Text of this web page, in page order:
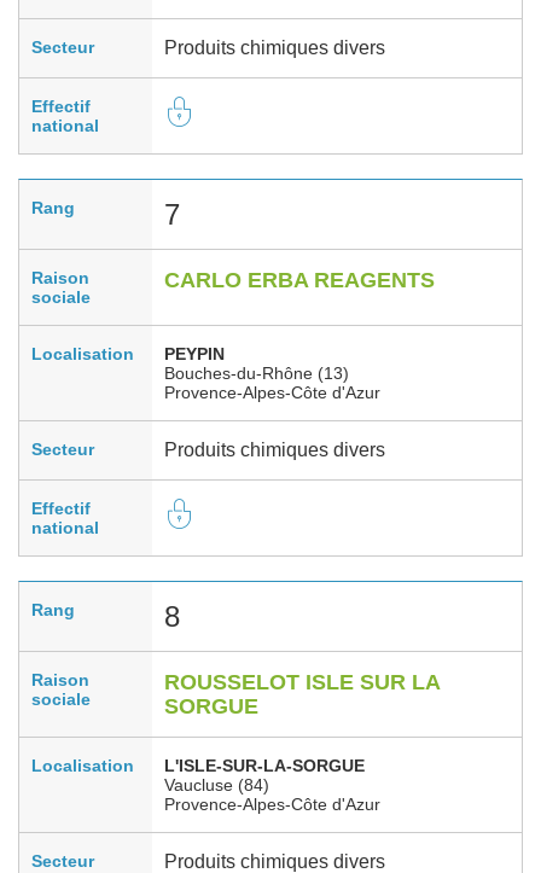
Secteur Produits chimiques divers
Effectif
national
Rang 7
Raison
sociale
CARLO ERBA REAGENTS
Localisation
PEYPIN
Bouches-du-Rhône (13)
Provence-Alpes-Côte d'Azur
Secteur Produits chimiques divers
Effectif
national
Rang 8
Raison
sociale
ROUSSELOT ISLE SUR LA
SORGUE
Localisation
L'ISLE-SUR-LA-SORGUE
Vaucluse (84)
Provence-Alpes-Côte d'Azur
Secteur Produits chimiques divers